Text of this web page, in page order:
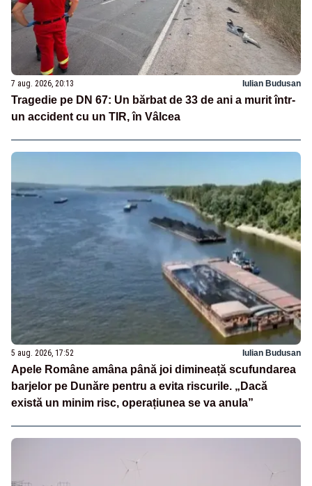
7 aug. 2026, 20:13 Iulian Budusan
Tragedie pe DN 67: Un bărbat de 33 de ani a murit într-
un accident cu un TIR, în Vâlcea
5 aug. 2026, 17:52 Iulian Budusan
Apele Române amâna până joi dimineață scufundarea
barjelor pe Dunăre pentru a evita riscurile. „Dacă
există un minim risc, operațiunea se va anula”